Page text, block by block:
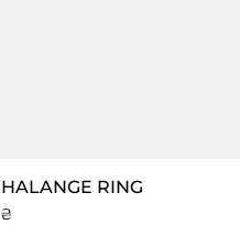
RING